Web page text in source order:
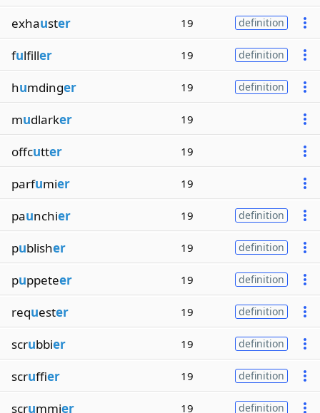
exhauster 19 definition
fulfiller 19 definition
humdinger 19 definition
mudlarker 19
offcutter 19
parfumier 19
paunchier 19 definition
publisher 19 definition
puppeteer 19 definition
requester 19 definition
scrubbier 19 definition
scruffier 19 definition
scrummier 19 definition